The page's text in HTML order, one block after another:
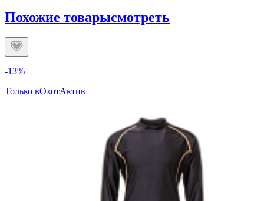
Похожие товарысмотреть
-13%
Только вОхотАктив